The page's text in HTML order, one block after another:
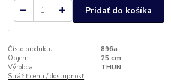
Pridať do košíka
Číslo produktu:
896a
Objem:
25 cm
Výrobca:
THUN
Strážiť cenu / dostupnosť